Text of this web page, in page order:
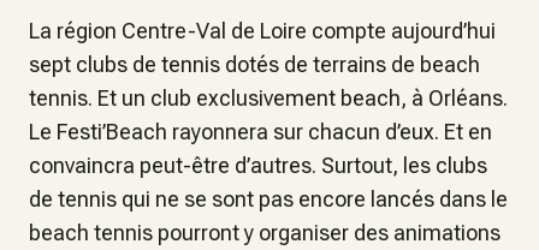
La région Centre-Val de Loire compte aujourd’hui
sept clubs de tennis dotés de terrains de beach
tennis. Et un club exclusivement beach, à Orléans.
Le Festi’Beach rayonnera sur chacun d’eux. Et en
convaincra peut-être d’autres. Surtout, les clubs
de tennis qui ne se sont pas encore lancés dans le
beach tennis pourront y organiser des animations